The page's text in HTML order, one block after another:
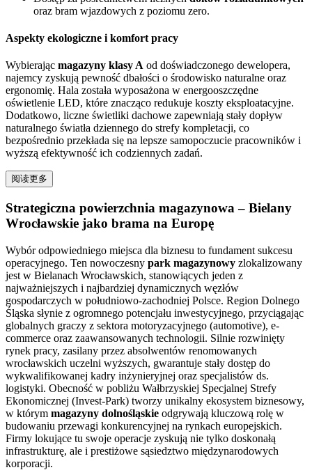
oraz bram wjazdowych z poziomu zero.
Aspekty ekologiczne i komfort pracy
Wybierając magazyny klasy A od doświadczonego dewelopera,
najemcy zyskują pewność dbałości o środowisko naturalne oraz
ergonomię. Hala została wyposażona w energooszczędne
oświetlenie LED, które znacząco redukuje koszty eksploatacyjne.
Dodatkowo, liczne świetliki dachowe zapewniają stały dopływ
naturalnego światła dziennego do strefy kompletacji, co
bezpośrednio przekłada się na lepsze samopoczucie pracowników i
wyższą efektywność ich codziennych zadań.
阅读更多
Strategiczna powierzchnia magazynowa – Bielany
Wrocławskie jako brama na Europę
Wybór odpowiedniego miejsca dla biznesu to fundament sukcesu
operacyjnego. Ten nowoczesny park magazynowy zlokalizowany
jest w Bielanach Wrocławskich, stanowiących jeden z
najważniejszych i najbardziej dynamicznych węzłów
gospodarczych w południowo-zachodniej Polsce. Region Dolnego
Śląska słynie z ogromnego potencjału inwestycyjnego, przyciągając
globalnych graczy z sektora motoryzacyjnego (automotive), e-
commerce oraz zaawansowanych technologii. Silnie rozwinięty
rynek pracy, zasilany przez absolwentów renomowanych
wrocławskich uczelni wyższych, gwarantuje stały dostęp do
wykwalifikowanej kadry inżynieryjnej oraz specjalistów ds.
logistyki. Obecność w pobliżu Wałbrzyskiej Specjalnej Strefy
Ekonomicznej (Invest-Park) tworzy unikalny ekosystem biznesowy,
w którym magazyny dolnośląskie odgrywają kluczową rolę w
budowaniu przewagi konkurencyjnej na rynkach europejskich.
Firmy lokujące tu swoje operacje zyskują nie tylko doskonałą
infrastrukturę, ale i prestiżowe sąsiedztwo międzynarodowych
korporacji.